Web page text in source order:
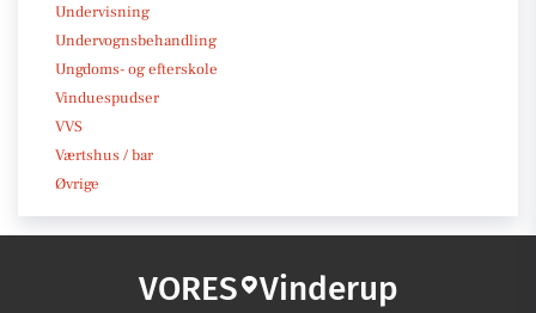
Undervisning
Undervognsbehandling
Ungdoms- og efterskole
Vinduespudser
VVS
Værtshus / bar
Øvrige
VORES Vinderup